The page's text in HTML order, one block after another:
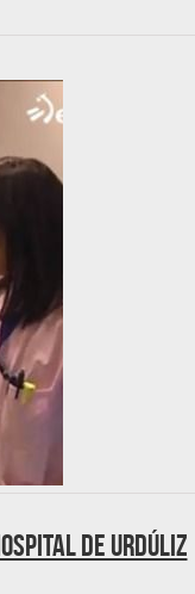
de Urdúliz